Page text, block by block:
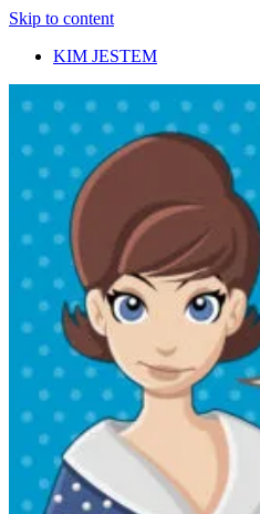
Skip to content
KIM JESTEM